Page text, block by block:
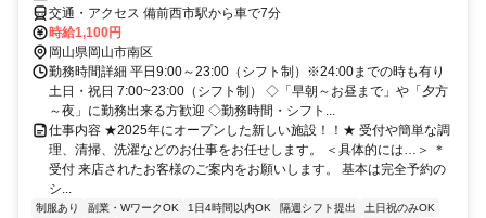
交通・アクセス 備前西市駅から車で7分
時給1,100円
岡山県岡山市南区
勤務時間詳細 平日9:00～23:00（シフト制）※24:00までの時も有り
土日・祝日 7:00~23:00（シフト制） ◇「早朝～お昼まで」や「夕方
～夜」に勤務出来る方歓迎 ◇勤務時間・シフト...
仕事内容 ★2025年にオープンした新しい施設！！★ 受付や簡単な調
理、清掃、洗濯などのお仕事をお任せします。 ＜具体的には…＞ ＊
受付 来店されたお客様のご案内をお願いします。 基本は完全予約の
シ...
制服あり 副業・WワークOK 1日4時間以内OK 隔週シフト提出
土日祝のみOK